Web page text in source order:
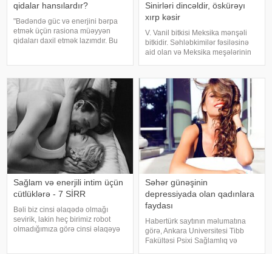
qidalar hansılardır?
"Bədəndə güc və enerjini bərpa
etmək üçün rasiona müəyyən
qidaları daxil etmək lazımdır. Bu
İspanaq immunitet sistemin
Sinirləri dincəldir, öskürəyı
xırp kəsir
V. Vanil bitkisi Meksika mənşəli
bitkidir. Səhləbkimilər fəsiləsinə
aid olan və Meksika meşələrinin
digər ağaclarda 2-3 sm
qalınlığında tumurcuqları ilə 10
metr
Sağlam və enerjili intim üçün
cütlüklərə - 7 SİRR
Bəli biz cinsi əlaqədə olmağı
sevirik, lakin heç birimiz robot
olmadığımıza görə cinsi əlaqəyə
Səhər günəşinin
depressiyada olan qadınlara
faydası
Habertürk saytının məlumatına
görə, Ankara Universitesi Tibb
Fakültəsi Psixi Sağlamlıq və